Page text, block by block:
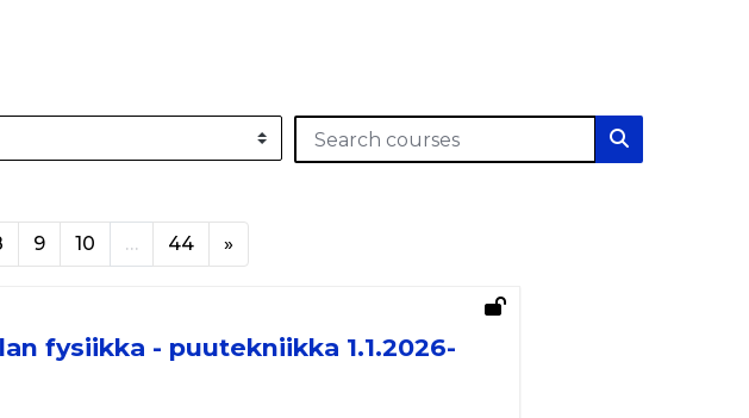
Search courses
Search
7Page 8
9Page 9
10 Page 10
… 44Page 44
»
fysiikka - puutekniikka 1.1.2026-